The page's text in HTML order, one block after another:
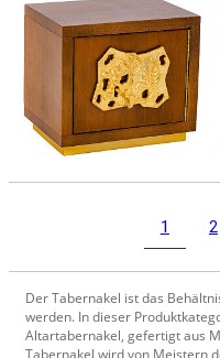
1 2
Der Tabernakel ist das
werden. In dieser
Altartabernakel, gefertigt aus
Tabernakel wird von Meistern